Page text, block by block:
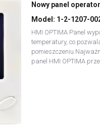
Nowy panel
Model: 1-2-1207-
HMI OPTIMA Panel
temperatury, co
panel HMI OPTIMA